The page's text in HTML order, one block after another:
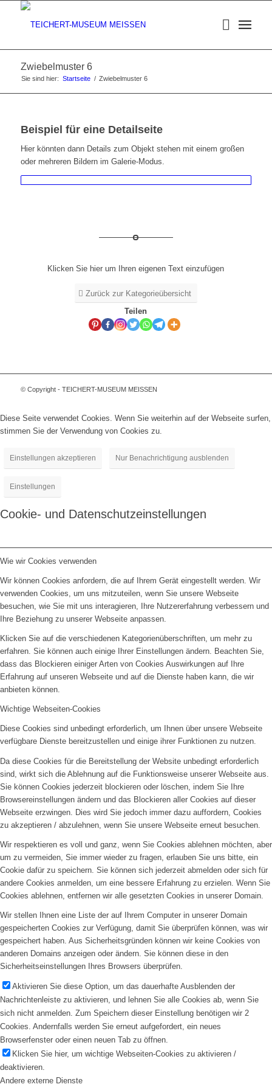
Zwiebelmuster 6
Sie sind hier: Startseite / Zwiebelmuster 6
Beispiel für eine Detailseite
Hier könnten dann Details zum Objekt stehen mit einem großen
oder mehreren Bildern im Galerie-Modus.
Klicken Sie hier um Ihren eigenen Text einzufügen
Zurück zur Kategorieübersicht
Teilen
© Copyright - TEICHERT-MUSEUM MEISSEN
Diese Seite verwendet Cookies. Wenn Sie weiterhin auf der Webseite surfen,
stimmen Sie der Verwendung von Cookies zu.
Einstellungen akzeptieren Nur Benachrichtigung ausblenden
Einstellungen
Cookie- und Datenschutzeinstellungen
Wie wir Cookies verwenden
Wir können Cookies anfordern, die auf Ihrem Gerät eingestellt werden. Wir
verwenden Cookies, um uns mitzuteilen, wenn Sie unsere Webseite
besuchen, wie Sie mit uns interagieren, Ihre Nutzererfahrung verbessern und
Ihre Beziehung zu unserer Webseite anpassen.
Klicken Sie auf die verschiedenen Kategorienüberschriften, um mehr zu
erfahren. Sie können auch einige Ihrer Einstellungen ändern. Beachten Sie,
dass das Blockieren einiger Arten von Cookies Auswirkungen auf Ihre
Erfahrung auf unseren Webseite und auf die Dienste haben kann, die wir
anbieten können.
Wichtige Webseiten-Cookies
Diese Cookies sind unbedingt erforderlich, um Ihnen über unsere Webseite
verfügbare Dienste bereitzustellen und einige ihrer Funktionen zu nutzen.
Da diese Cookies für die Bereitstellung der Website unbedingt erforderlich
sind, wirkt sich die Ablehnung auf die Funktionsweise unserer Webseite aus.
Sie können Cookies jederzeit blockieren oder löschen, indem Sie Ihre
Browsereinstellungen ändern und das Blockieren aller Cookies auf dieser
Webseite erzwingen. Dies wird Sie jedoch immer dazu auffordern, Cookies
zu akzeptieren / abzulehnen, wenn Sie unsere Webseite erneut besuchen.
Wir respektieren es voll und ganz, wenn Sie Cookies ablehnen möchten, aber
um zu vermeiden, Sie immer wieder zu fragen, erlauben Sie uns bitte, ein
Cookie dafür zu speichern. Sie können sich jederzeit abmelden oder sich für
andere Cookies anmelden, um eine bessere Erfahrung zu erzielen. Wenn Sie
Cookies ablehnen, entfernen wir alle gesetzten Cookies in unserer Domain.
Wir stellen Ihnen eine Liste der auf Ihrem Computer in unserer Domain
gespeicherten Cookies zur Verfügung, damit Sie überprüfen können, was wir
gespeichert haben. Aus Sicherheitsgründen können wir keine Cookies von
anderen Domains anzeigen oder ändern. Sie können diese in den
Sicherheitseinstellungen Ihres Browsers überprüfen.
Aktivieren Sie diese Option, um das dauerhafte Ausblenden der
Nachrichtenleiste zu aktivieren, und lehnen Sie alle Cookies ab, wenn Sie
sich nicht anmelden. Zum Speichern dieser Einstellung benötigen wir 2
Cookies. Andernfalls werden Sie erneut aufgefordert, ein neues
Browserfenster oder einen neuen Tab zu öffnen.
Klicken Sie hier, um wichtige Webseiten-Cookies zu aktivieren /
deaktivieren.
Andere externe Dienste